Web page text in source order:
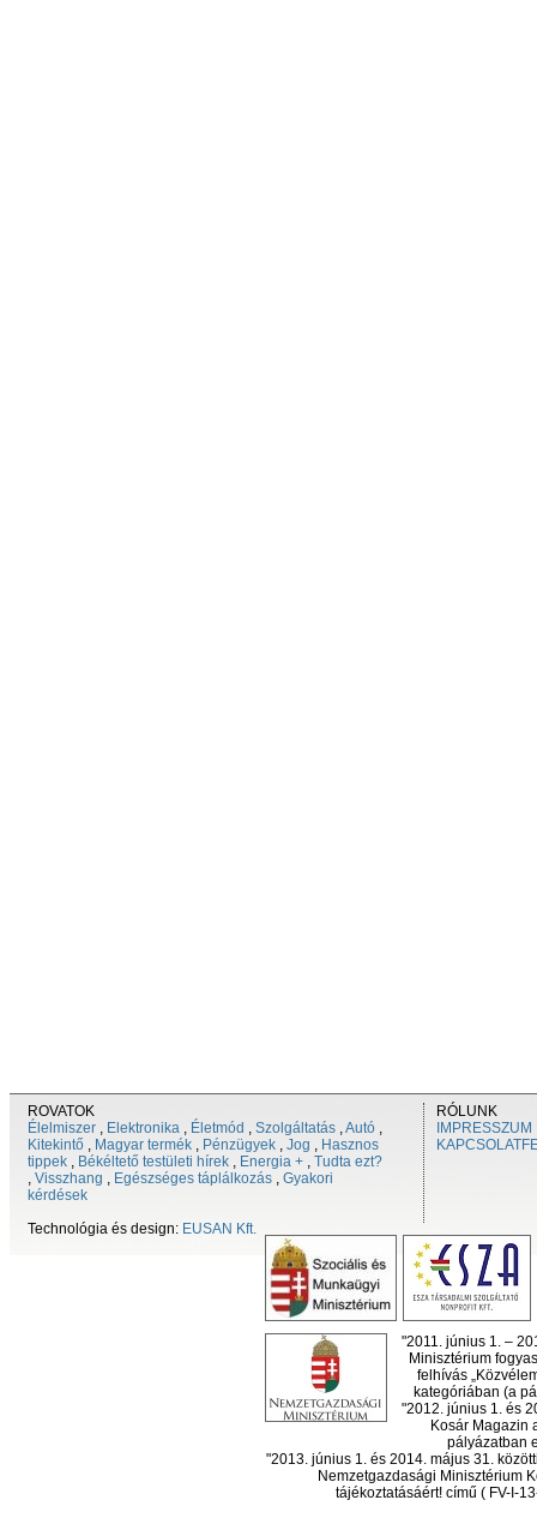
ROVATOK
Élelmiszer , Elektronika , Életmód , Szolgáltatás ,Autó ,
Kitekintő , Magyar termék , Pénzügyek , Jog , Hasznos
tippek , Békéltető testületi hírek , Energia + , Tudta ezt?
, Visszhang , Egészséges táplálkozás , Gyakori
kérdések
Technológia és design: EUSAN Kft.
RÓLUNK
IMPRESSZUM
"2011. június 1. –
Minisztérium
felhívás
kategóriában (a
"2012. június 1. és
Kosár Magazin
pályázatban
"2013. június 1. és 2014. május 31.
Nemzetgazdasági Minisztérium
tájékoztatásáért! című ( FV-I-